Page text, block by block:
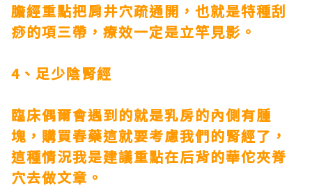
膽經重點把肩井穴疏通開，也就是特種刮
痧的項三帶，療效一定是立竿見影。
4、足少陰腎經
臨床偶爾會遇到的就是乳房的內側有腫
塊， 購買春藥這就要考慮我們的腎經了，
這種情況我是建議重點在后背的華佗夾脊
穴去做文章。